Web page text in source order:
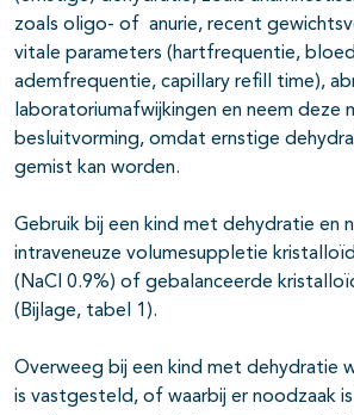
zoals oligo- of anurie, recent
vitale parameters (hartfrequentie,
ademfrequentie, capillary refill time),
laboratoriumafwijkingen en neem deze
besluitvorming, omdat ernstige
gemist kan worden.
Gebruik bij een kind met dehydratie en
intraveneuze volumesuppletie
(NaCl 0.9%) of gebalanceerde
(Bijlage, tabel 1).
Overweeg bij een kind met dehydratie
is vastgesteld, of waarbij er noodzaak